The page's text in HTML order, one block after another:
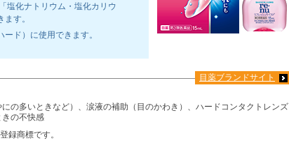
塩化ナトリウム・塩化カリウ
す。
ド）に使用できます。
目薬ブランドサイト
の多いときなど）、涙液の補助（目のかわき）、ハードコンタクトレンズ
の不快感
録商標です。